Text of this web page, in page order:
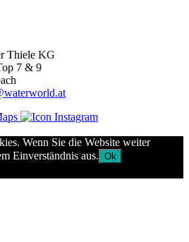
Thiele KG
7 & 9
Wenn Sie die Website weiter
Einverständnis aus. Ok